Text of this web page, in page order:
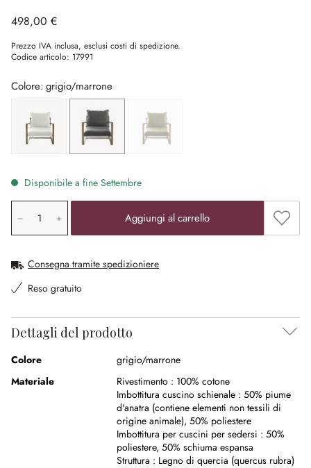
498,00 €
Prezzo IVA inclusa, esclusi costi di spedizione.
Codice articolo: 17991
Colore: grigio/marrone
crema/marronegrigio/marroneverde/marrone
(Quest'opzione non è al momento disponibile.)
Disponibile a fine Settembre
Quantità prodotto: inserisci il valore desiderato o
Aggiungi al carrello
Consegna tramite spedizioniere
Reso gratuito
Dettagli del prodotto
Colore
grigio/marrone
Materiale
Rivestimento : 100% cotone
Imbottitura cuscino schienale : 50% piume
d'anatra (contiene elementi non tessili di
origine animale), 50% poliestere
Imbottitura per cuscini per sedersi : 50%
poliestere, 50% schiuma espansa
Struttura : Legno di quercia (quercus rubra)